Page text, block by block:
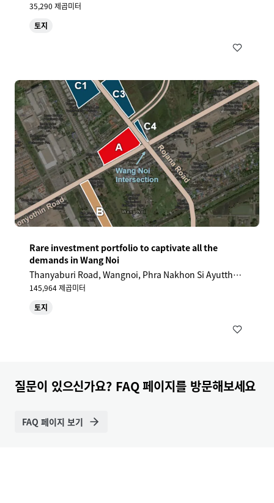
35,290 제곱미터
토지
Rare investment portfolio to captivate all the
demands in Wang Noi
Thanyaburi Road, Wangnoi, Phra Nakhon Si Ayutthay
a, 13170, TH
145,964 제곱미터
토지
질문이 있으신가요? FAQ 페이지를 방문해보세요
FAQ 페이지 보기